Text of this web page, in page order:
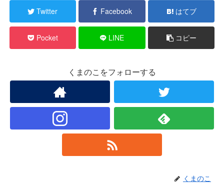
Twitter Facebook はてブ
Pocket LINE コピー
くまのこをフォローする
くまのこ